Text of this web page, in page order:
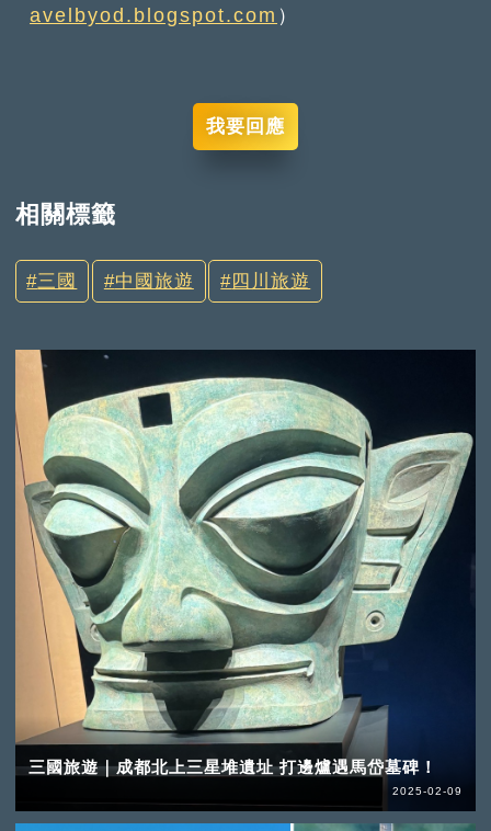
avelbyod.blogspot.com ）
我要回應
相關標籤
三國 中國旅遊 四川旅遊
三國旅遊｜成都北上三星堆遺址 打邊爐遇馬岱墓碑！
2025-02-09